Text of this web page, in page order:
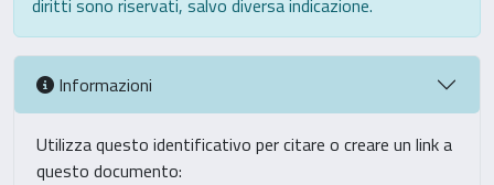
diritti sono riservati, salvo diversa indicazione.
Informazioni
Utilizza questo identificativo per citare o creare un link a
questo documento: